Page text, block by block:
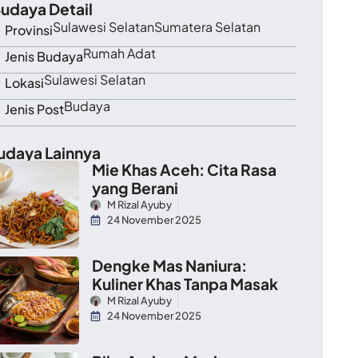
Detail
ProvinsiSulawesi SelatanSumatera Selatan
Jenis BudayaRumah Adat
LokasiSulawesi Selatan
Jenis PostBudaya
Lainnya
Mie Khas Aceh: Cita Rasa
yang Berani
M Rizal Ayuby
24 November 2025
Dengke Mas Naniura:
Kuliner Khas Tanpa Masak
M Rizal Ayuby
24 November 2025